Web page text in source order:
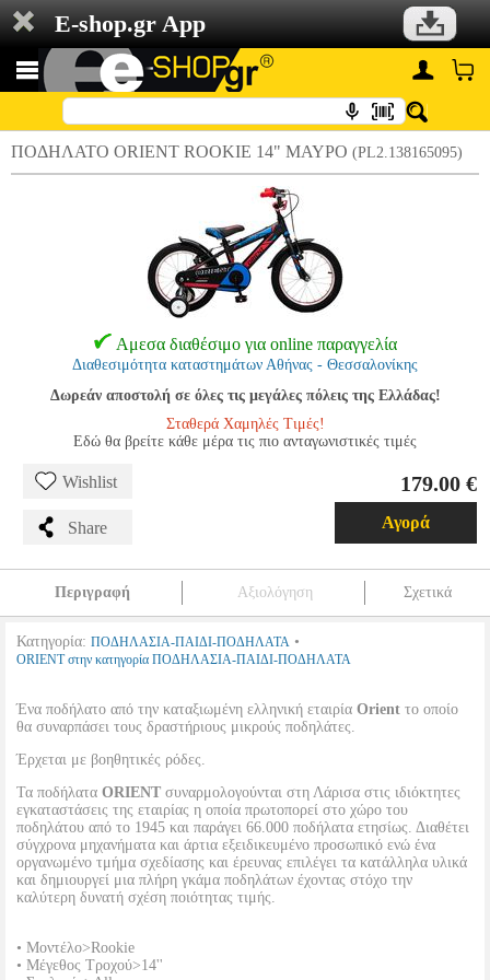
E-shop.gr App
ΠΟΔΗΛΑΤΟ ORIENT ROOKIE 14" ΜΑΥΡΟ (PL2.138165095)
Αμεσα διαθέσιμο για online παραγγελία
Διαθεσιμότητα καταστημάτων Αθήνας - Θεσσαλονίκης
Δωρεάν αποστολή σε όλες τις μεγάλες πόλεις της Ελλάδας!
Σταθερά Χαμηλές Τιμές!
Εδώ θα βρείτε κάθε μέρα τις πιο ανταγωνιστικές τιμές
Wishlist
Share
179.00 €
Αγορά
Περιγραφή Αξιολόγηση Σχετικά
Κατηγορία: ΠΟΔΗΛΑΣΙΑ-ΠΑΙΔΙ-ΠΟΔΗΛΑΤΑ •
ORIENT στην κατηγορία ΠΟΔΗΛΑΣΙΑ-ΠΑΙΔΙ-ΠΟΔΗΛΑΤΑ
Ένα ποδήλατο από την καταξιωμένη ελληνική εταιρία Orient το οποίο
θα συναρπάσει τους δραστήριους μικρούς ποδηλάτες.
Έρχεται με βοηθητικές ρόδες.
Τα ποδήλατα ORIENT συναρμολογούνται στη Λάρισα στις ιδιόκτητες
εγκαταστάσεις της εταιρίας η οποία πρωτοπορεί στο χώρο του
ποδηλάτου από το 1945 και παράγει 66.000 ποδήλατα ετησίως. Διαθέτει
σύγχρονα μηχανήματα και άρτια εξειδικευμένο προσωπικό ενώ ένα
οργανωμένο τμήμα σχεδίασης και έρευνας επιλέγει τα κατάλληλα υλικά
και δημιουργεί μια πλήρη γκάμα ποδηλάτων έχοντας στόχο την
καλύτερη δυνατή σχέση ποιότητας τιμής.
• Μοντέλο>Rookie
• Μέγεθος Τροχού>14''